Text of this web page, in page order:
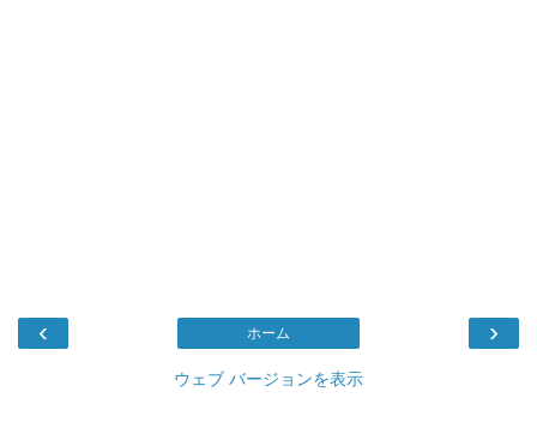
‹ ›
ホーム
ウェブ バージョンを表示